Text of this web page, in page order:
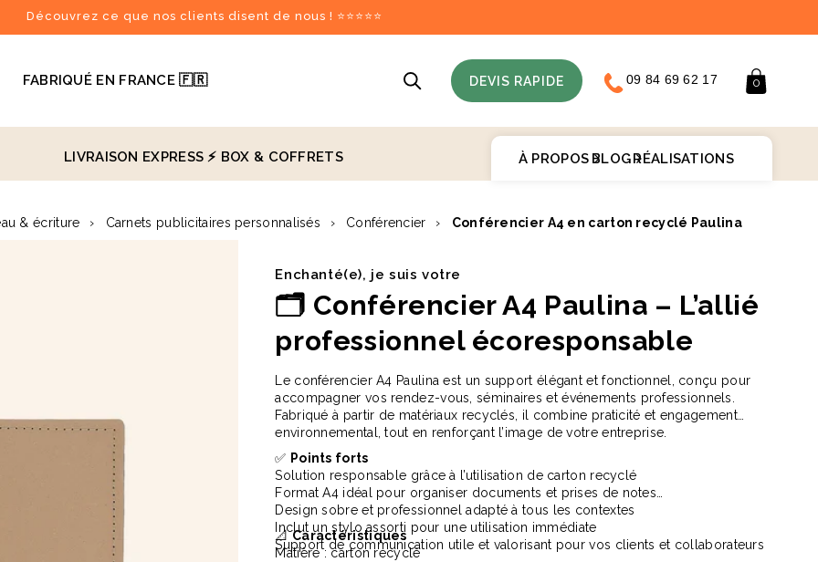
Découvrez ce que nos clients disent de nous ! ⭐⭐⭐⭐⭐
FABRIQUÉ EN FRANCE 🇫🇷 DEVIS RAPIDE 09 84 69 62 17 Panier
0
LIVRAISON EXPRESS ⚡️ BOX & COFFRETS À PROPOS BLOGRÉALISATIONS
& écriture › Carnets publicitaires personnalisés › Conférencier › Conférencier A4 en carton recyclé Paulina
Enchanté(e), je suis votre
🗂️ Conférencier A4 Paulina – L’allié
professionnel écoresponsable
Le conférencier A4 Paulina est un support élégant et fonctionnel, conçu pour
accompagner vos rendez-vous, séminaires et événements professionnels.
Fabriqué à partir de matériaux recyclés, il combine praticité et engagement
environnemental, tout en renforçant l’image de votre entreprise.
✅ Points forts
Solution responsable grâce à l’utilisation de carton recyclé
Format A4 idéal pour organiser documents et prises de notes
Design sobre et professionnel adapté à tous les contextes
Inclut un stylo assorti pour une utilisation immédiate
Support de communication utile et valorisant pour vos clients et collaborateurs
📐Caractéristiques
Matière : carton recyclé